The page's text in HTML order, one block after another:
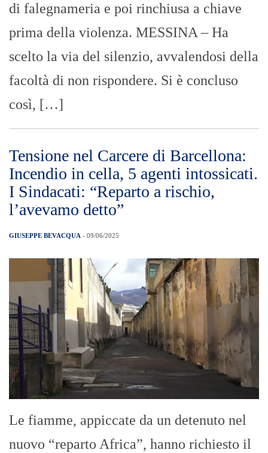
di falegnameria e poi rinchiusa a chiave
prima della violenza. MESSINA – Ha
scelto la via del silenzio, avvalendosi della
facoltà di non rispondere. Si è concluso
così, […]
Tensione nel Carcere di Barcellona:
Incendio in cella, 5 agenti intossicati.
I Sindacati: “Reparto a rischio,
l’avevamo detto”
GIUSEPPE BEVACQUA - 09/06/2025
Le fiamme, appiccate da un detenuto nel
nuovo “reparto Africa”, hanno richiesto il